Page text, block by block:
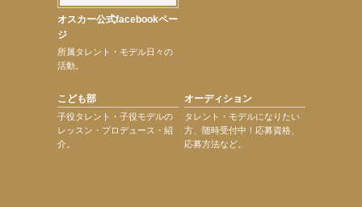
オスカー公式facebookペー
ジ
所属タレント・モデル日々の
活動。
こども部
子役タレント・子役モデルの
レッスン・プロデュース・紹
介。
オーディション
タレント・モデルになりたい
方、随時受付中！応募資格、
応募方法など。